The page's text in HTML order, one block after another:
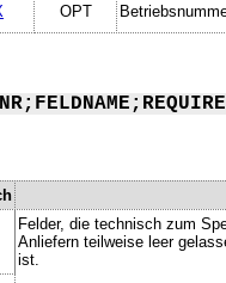
OPT
Felder, die technisch zum
Anliefern teilweise leer
ist.